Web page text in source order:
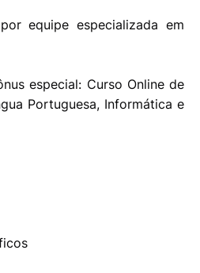
equipe especializada em
especial: Curso Online de
Portuguesa, Informática e